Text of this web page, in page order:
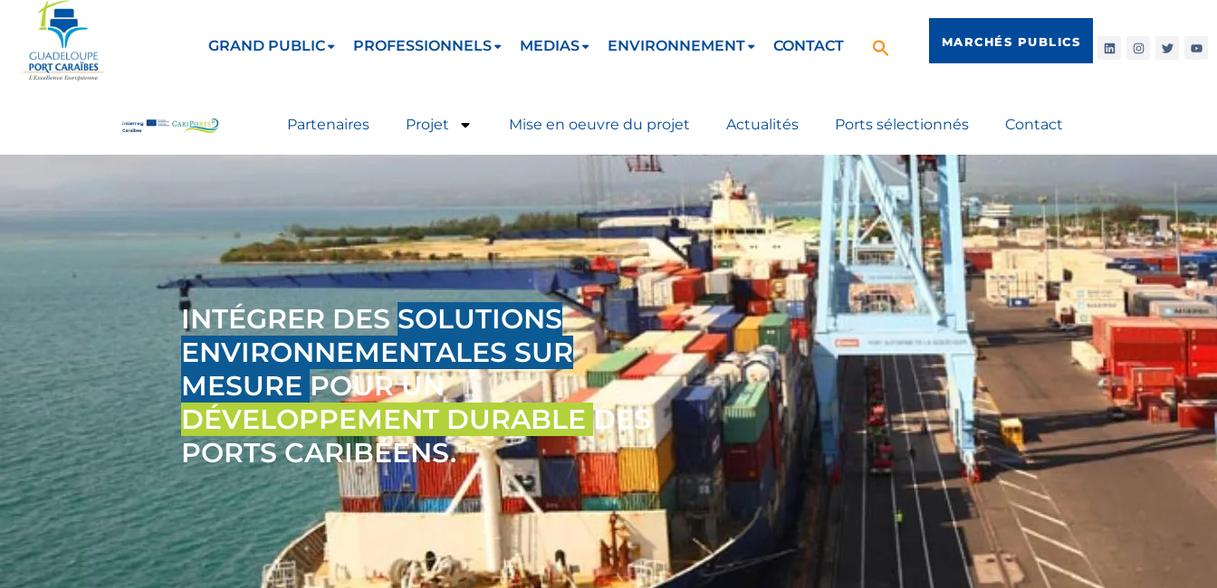
GRAND PUBLIC PROFESSIONNELS MEDIAS ENVIRONNEMENT CONTACT MARCHÉS PUBLICS
Partenaires Projet Mise en oeuvre du projet Actualités Ports sélectionnés Contact
INTÉGRER DES SOLUTIONS
ENVIRONNEMENTALES SUR
MESURE POUR UN
DÉVELOPPEMENT DURABLE DES
PORTS CARIBÉENS.